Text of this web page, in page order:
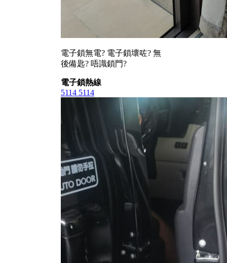
電子鎖無電? 電子鎖壞咗? 無
後備匙? 唔識鎖門?
電子鎖熱線
5114 5114